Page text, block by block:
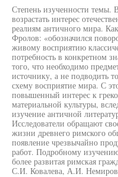
Степень изученности темы.
возрастать интерес
реалиям античного мира.
Фролов: «обозначился
живому восприятию
потребность в конкретном
того, что необходимо
источнику, а не подводить
схему восприятие мира. С
повышенный интерес к
материальной культуры,
изучение античной
Исследователи обращают
жизни древнего римского
появление чрезвычайно
работ. Подробному
более развитая римская
С.И. Ковалева, А.И.